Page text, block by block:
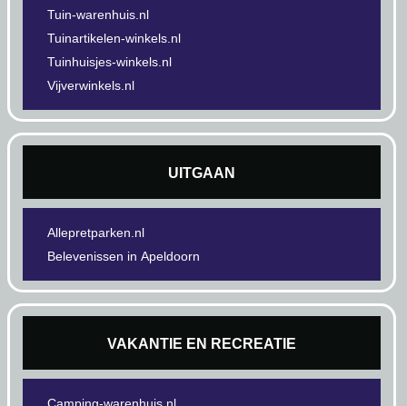
Tuin-warenhuis.nl
Tuinartikelen-winkels.nl
Tuinhuisjes-winkels.nl
Vijverwinkels.nl
UITGAAN
Allepretparken.nl
Belevenissen in Apeldoorn
VAKANTIE EN RECREATIE